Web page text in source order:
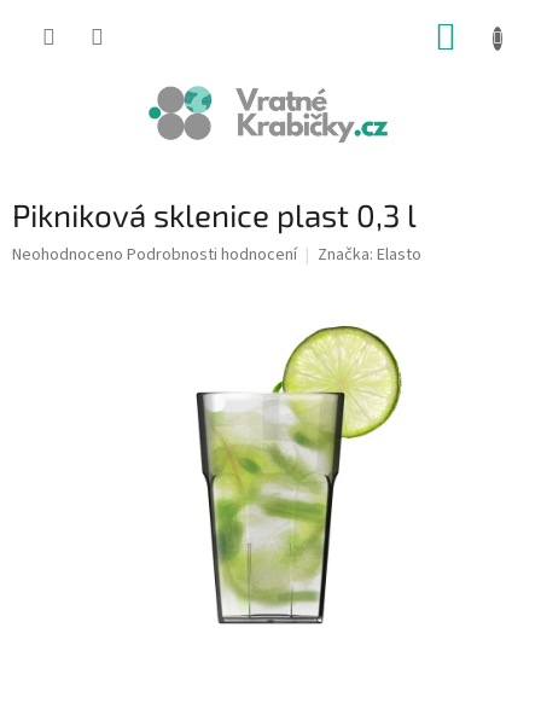
Pikniková sklenice plast 0,3 l
Průměrné
Neohodnoceno Podrobnosti hodnocení Značka: Elasto